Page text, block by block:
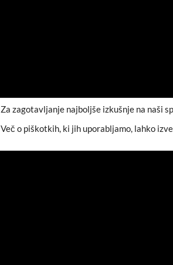
Za zagotavljanje najboljše izkušnje na naši
Več o piškotkih, ki jih uporabljamo, lahko